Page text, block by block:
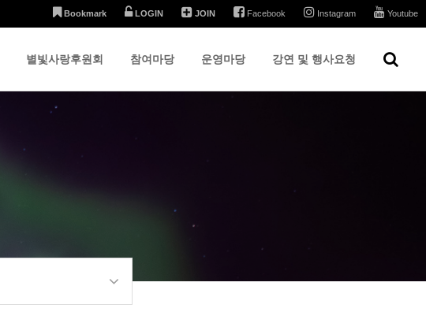
Bookmark LOGIN JOIN Facebook Instagram Youtube
별빛사랑후원회 참여마당 운영마당 강연 및 행사요청